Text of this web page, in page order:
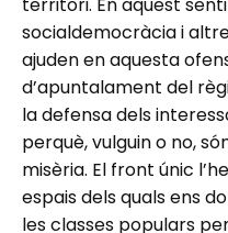
socialdemocràcia i
ajuden en aquesta
d’apuntalament del
la defensa dels
perquè, vulguin o no,
misèria. El front únic
espais dels quals ens
les classes populars